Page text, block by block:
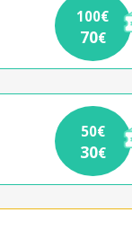
100€
70€
50€
30€